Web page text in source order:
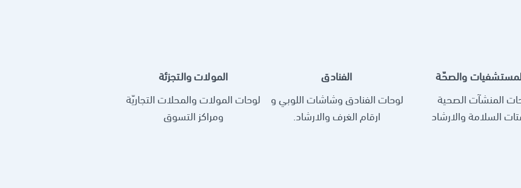
المولات والتجزئة
لوحات المولات والمحلات التجاريّة
ومراكز التسوق
الفنادق
لوحات الفنادق وشاشات اللوبي و
ارقام الغرف والارشاد.
والصحّة
المنشآت الصحية
السلامة والارشاد